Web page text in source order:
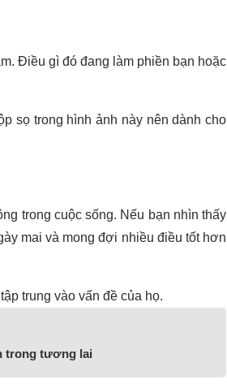
Điều gì đó đang làm phiền bạn hoặc
sọ trong hình ảnh này nên dành cho
trong cuộc sống. Nếu bạn nhìn thấy
mai và mong đợi nhiều điều tốt hơn
trung vào vấn đề của họ.
trong tương lai